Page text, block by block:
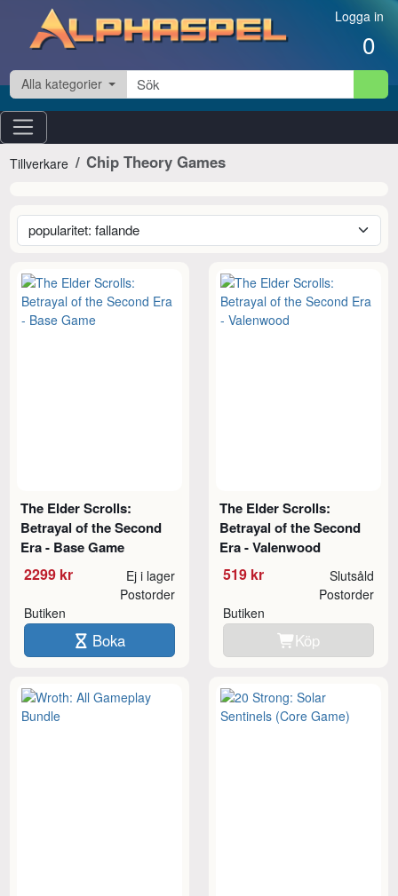
Hoppa till innehåll Logga in
0
Alla kategorier
Tillverkare Chip Theory Games
The Elder Scrolls:
Betrayal of the Second
Era - Base Game
2299 kr Ej i lager
Butiken
Postorder
Boka
The Elder Scrolls:
Betrayal of the Second
Era - Valenwood
519 kr Slutsåld
Butiken
Postorder
Köp